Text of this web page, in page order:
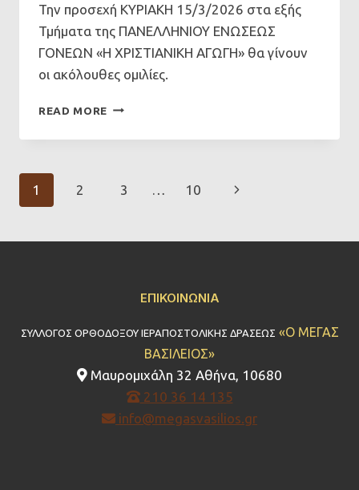
Την προσεχή ΚΥΡΙΑΚΗ 15/3/2026 στα εξής
Τμήματα της ΠΑΝΕΛΛΗΝΙΟΥ ΕΝΩΣΕΩΣ
ΓΟΝΕΩΝ «Η ΧΡΙΣΤΙΑΝΙΚΗ ΑΓΩΓΗ» θα γίνουν
οι ακόλουθες ομιλίες.
READ MORE ΟΜΙΛΊΕΣ
ΓΕΧΑ
15/3/2026
Page
1 2 3 … 10
Next
ΕΠΙΚΟΙΝΩΝΊΑ
ΣΥΛΛΟΓΟΣ ΟΡΘΟΔΟΞΟΥ ΙΕΡΑΠΟΣΤΟΛΙΚΗΣ ΔΡΑΣΕΩΣ «Ο ΜΕΓΑΣ
ΒΑΣΙΛΕΙΟΣ»
Μαυρομιχάλη 32 Αθήνα, 10680
210 36 14 135
info@megasvasilios.gr